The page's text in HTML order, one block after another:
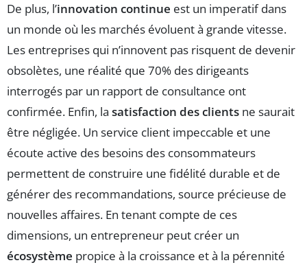
De plus, l’innovation continue est un imperatif dans
un monde où les marchés évoluent à grande vitesse.
Les entreprises qui n’innovent pas risquent de devenir
obsolètes, une réalité que 70% des dirigeants
interrogés par un rapport de consultance ont
confirmée. Enfin, la satisfaction des clients ne saurait
être négligée. Un service client impeccable et une
écoute active des besoins des consommateurs
permettent de construire une fidélité durable et de
générer des recommandations, source précieuse de
nouvelles affaires. En tenant compte de ces
dimensions, un entrepreneur peut créer un
écosystème propice à la croissance et à la pérennité